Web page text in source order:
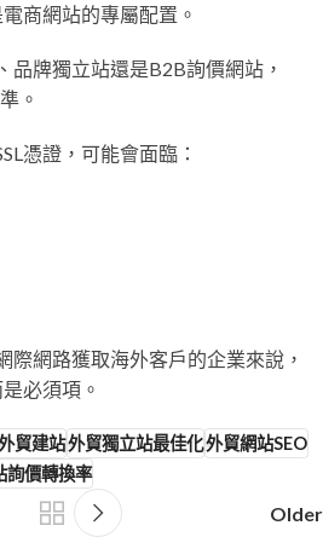
商網站的專屬配置。
品牌獨立站還是B2B詢價網站，
。
憑證，可能會面臨：
際網路獲取海外客戶的企業來說，
必須項。
貿建站外貿獨立站最佳化外貿網站SEO
詢價轉換率
Older